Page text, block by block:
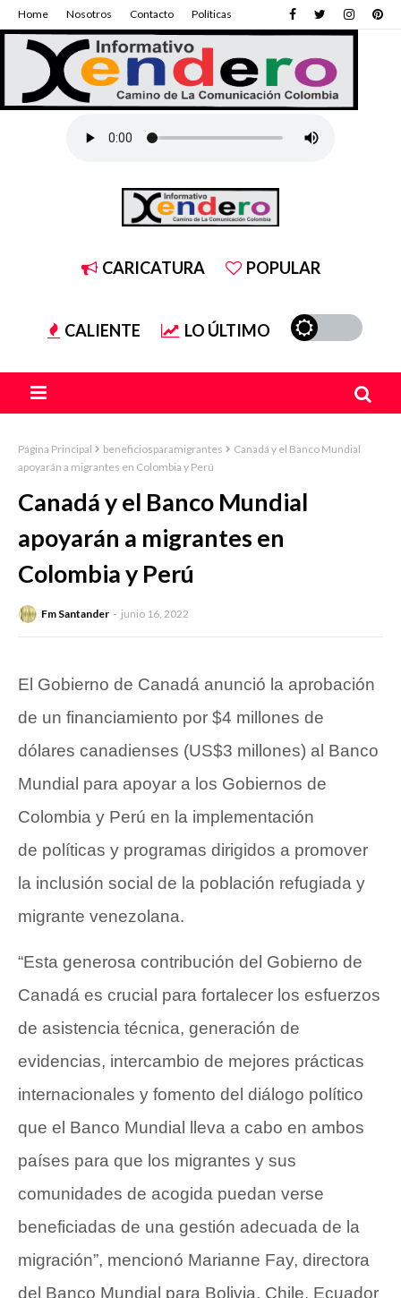
Home Nosotros Contacto Políticas
CARICATURA POPULAR
CALIENTE LO ÚLTIMO
Página Principal beneficiosparamigrantes
Canadá y el Banco Mundial
apoyarán a migrantes en Colombia y Perú
Canadá y el Banco Mundial
apoyarán a migrantes en
Colombia y Perú
Fm Santander junio 16, 2022
El Gobierno de Canadá anunció la aprobación
de un financiamiento por $4 millones de
dólares canadienses (US$3 millones) al Banco
Mundial para apoyar a los Gobiernos de
Colombia y Perú en la implementación
de políticas y programas dirigidos a promover
la inclusión social de la población refugiada y
migrante venezolana.
“Esta generosa contribución del Gobierno de
Canadá es crucial para fortalecer los esfuerzos
de asistencia técnica, generación de
evidencias, intercambio de mejores prácticas
internacionales y fomento del diálogo político
que el Banco Mundial lleva a cabo en ambos
países para que los migrantes y sus
comunidades de acogida puedan verse
beneficiadas de una gestión adecuada de la
migración”, mencionó Marianne Fay, directora
del Banco Mundial para Bolivia, Chile, Ecuador